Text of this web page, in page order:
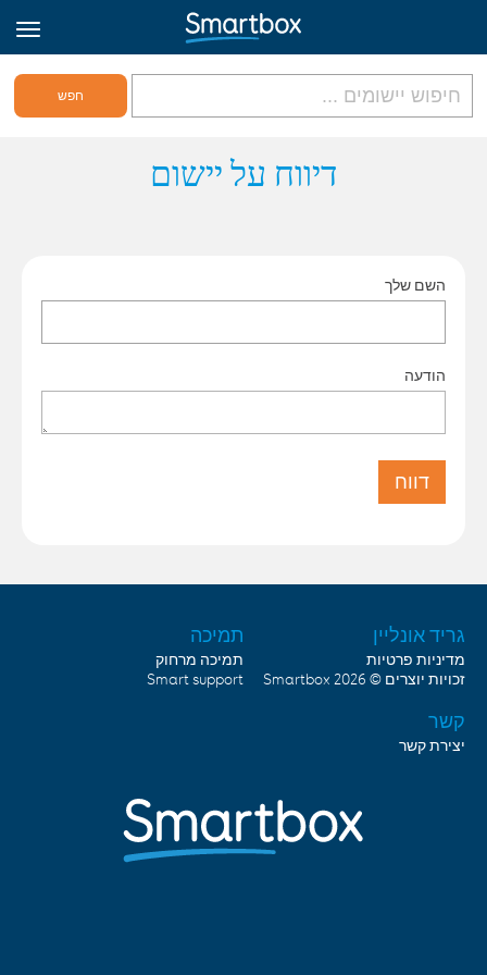
גריד אונליין
דיווח על יישום
השם שלך
הודעה
גריד אונליין
מדיניות פרטיות
זכויות יוצרים © 2026
Smartbox
תמיכה
תמיכה מרחוק
Smart support
קשר
יצירת קשר